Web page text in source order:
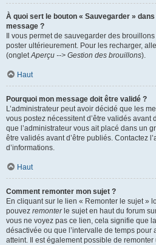
À quoi sert le bouton « Sauvegarder »
message ?
Il vous permet de sauvegarder des
poster ultérieurement. Pour les recharger,
(ongletAperçu --> Gestion des brouillons).
Haut
Pourquoi mon message doit être validé ?
L’administrateur peut avoir décidé que les
vous postez nécessitent d’être validés avant
que l’administrateur vous ait placé dans un
être validés avant d’être publiés. Contactez
d’informations.
Haut
Comment remonter mon sujet ?
En cliquant sur le lien « Remonter le sujet »
pouvez remonterle sujet en haut du forum
vous ne voyez pas ce lien, cela signifie que
désactivée ou que l’intervalle de temps pour
atteint. Il est également possible de